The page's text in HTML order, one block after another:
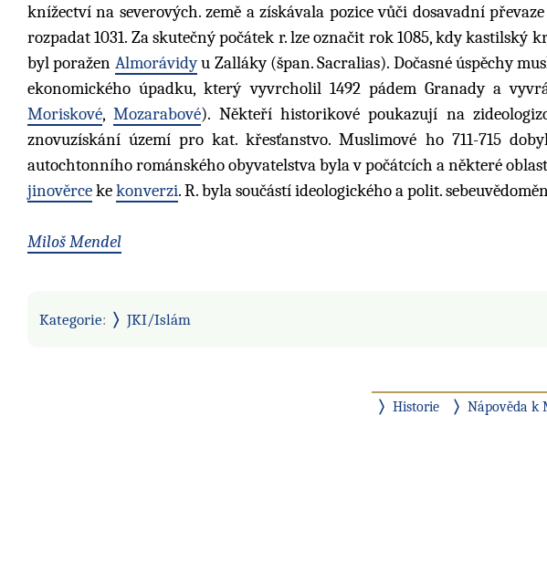
knížectví na severových. země a získávala pozice vůči dosavadní převaze
rozpadat 1031. Za skutečný počátek r. lze označit rok 1085, kdy kastilský
byl poražen Almorávidyu Zalláky (špan. Sacralias). Dočasné úspěchy
ekonomického úpadku, který vyvrcholil 1492 pádem Granady a
Moriskové,Mozarabové). Někteří historikové poukazují na
znovuzískání území pro kat. křesťanstvo. Muslimové ho 711-715
autochtonního románského obyvatelstva byla v počátcích a některé
jinověrcekekonverzi. R. byla součástí ideologického a polit.
Miloš Mendel
Kategorie: JKI/Islám
Historie Nápověda k